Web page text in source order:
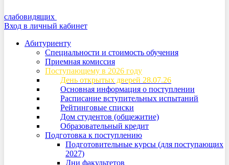
слабовидящих
Вход в личный кабинет
Абитуриенту
Специальности и стоимость обучения
Приемная комиссия
Поступающему в 2026 году
День открытых дверей 28.07.26
Основная информация о поступлении
Расписание вступительных испытаний
Рейтинговые списки
Дом студентов (общежитие)
Образовательный кредит
Подготовка к поступлению
Подготовительные курсы (для поступающих
2027)
Дни факультетов